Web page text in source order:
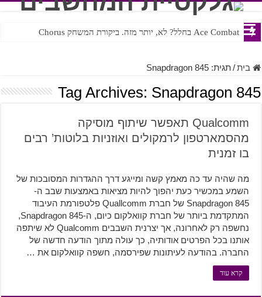
Ace Combat בחלל? לא, יותר מזה. ביקורת המשחק Chorus
בית/תגית:Snapdragon 845
Tag Archives: Snapdragon 845
Qualcomm תאפשר שיתוף מוסיקה
מהסמארטפון לרמקולים ואוזניות בלוטות’ רבים
בו זמנית
מה שהיה עד כה מאמץ קשה ומייגע דרך ההגדרות המסובכות של
השמע במכשיר כעת יהפוך להיות מציאות באמצעות שבב ה-
Snapdragon 845 של חברת Quallcomm פלטפורמת העיבוד
המתקדמת ביותר של חברת קוואלקום כיום, ה-Snapdragon 845,
נחשפה רק לאחרונה, אך יצרנית השבבים Qualcomm לא שיתפה
אותנו בכל הפרטים אודותיה, כך עולה מתוך הודעה חדשה של
החברה. בהודעה לעיתונות שפירסמה, חשפה קוואלקום את …
קרא עוד